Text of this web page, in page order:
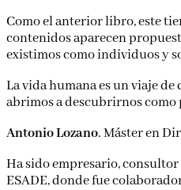
Como el anterior libro, este
contenidos aparecen
existimos como individuos y
La vida humana es un viaje
abrimos a descubrirnos
Antonio Lozano. Máster en
Ha sido empresario,
ESADE, donde fue